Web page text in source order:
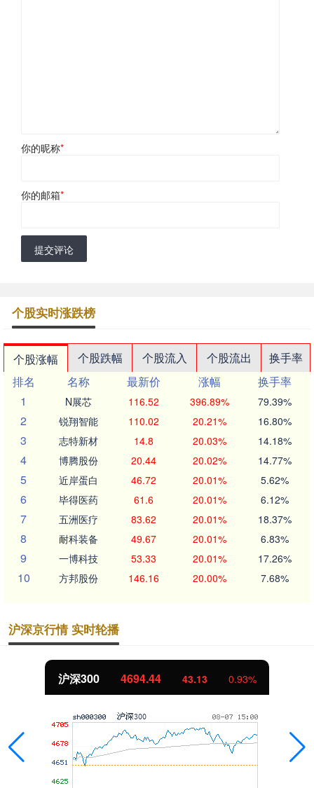
你的昵称*
你的邮箱*
提交评论
个股实时涨跌榜
个股涨幅 个股跌幅 个股流入 个股流出
换手率
排名
名称 最新价 涨幅
换手率
1
N展芯 116.52 396.89% 79.39%
2 锐翔智能 110.02 20.21% 16.80%
3 志特新材 14.8 20.03% 14.18%
4 博腾股份 20.44 20.02% 14.77%
5 近岸蛋白 46.72 20.01% 5.62%
6 毕得医药 61.6 20.01% 6.12%
7 五洲医疗 83.62 20.01% 18.37%
8 耐科装备 49.67 20.01% 6.83%
9 一博科技 53.33 20.01% 17.26%
10 方邦股份 146.16 20.00% 7.68%
沪深京行情 实时轮播
沪深300 4694.44 43.13 0.93%